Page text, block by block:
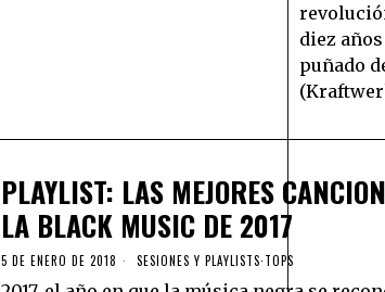
diez
puñado
PLAYLIST: LAS MEJORES
LA BLACK MUSIC DE 2017
5 DE ENERO DE 2018 SESIONES Y PLAYLISTS·TOPS